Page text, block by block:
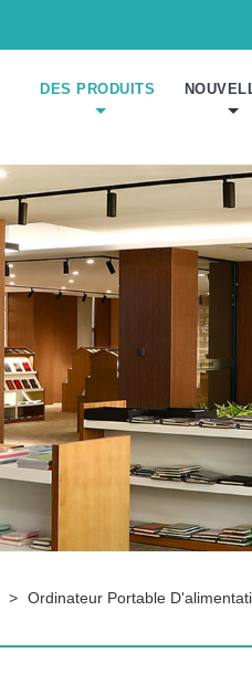
DES PRODUITS
> Ordinateur Portable